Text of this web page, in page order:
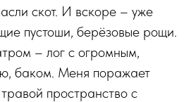
скот. И вскоре – уже
пустоши, берёзовые рощи.
– лог с огромным,
баком. Меня поражает
пространство с